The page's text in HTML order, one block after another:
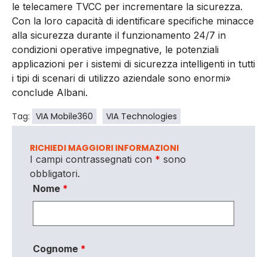
le telecamere TVCC per incrementare la sicurezza.
Con la loro capacità di identificare specifiche minacce
alla sicurezza durante il funzionamento 24/7 in
condizioni operative impegnative, le potenziali
applicazioni per i sistemi di sicurezza intelligenti in tutti
i tipi di scenari di utilizzo aziendale sono enormi»
conclude Albani.
Tag: VIA Mobile360 VIA Technologies
RICHIEDI MAGGIORI INFORMAZIONI
I campi contrassegnati con * sono
obbligatori.
Nome *
Cognome *